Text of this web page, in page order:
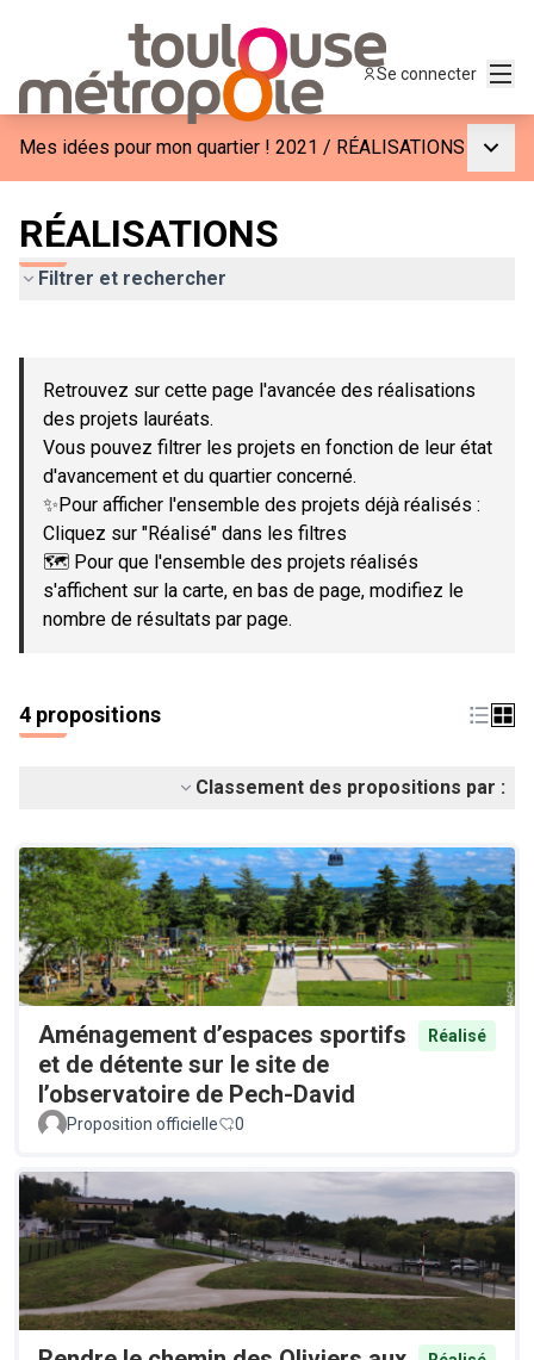
Se connecter
Mes idées pour mon quartier ! 2021 / RÉALISATIONS
RÉALISATIONS
Filtrer et rechercher
−
Retrouvez sur cette page l'avancée des réalisations
des projets lauréats.
Vous pouvez filtrer les projets en fonction de leur état
d'avancement et du quartier concerné.
✨Pour afficher l'ensemble des projets déjà réalisés :
Cliquez sur "Réalisé" dans les filtres
🗺️ Pour que l'ensemble des projets réalisés
s'affichent sur la carte, en bas de page, modifiez le
nombre de résultats par page.
4 propositions
Classement des propositions par :
Aménagement d’espaces sportifs
et de détente sur le site de
l’observatoire de Pech-David
Réalisé
Proposition officielle 0